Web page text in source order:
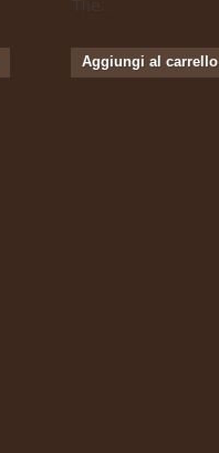
Aggiungi al carrello